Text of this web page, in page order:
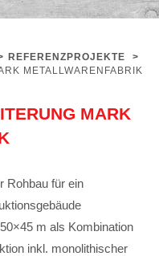
REFERENZPROJEKTE
>
METALLWARENFABRIK
MARK
Rohbau für ein
m als Kombination
inkl. monolithischer